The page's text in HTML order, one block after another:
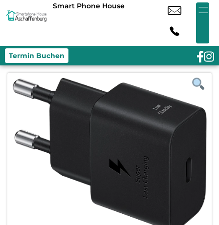
Smart Phone House
Termin Buchen